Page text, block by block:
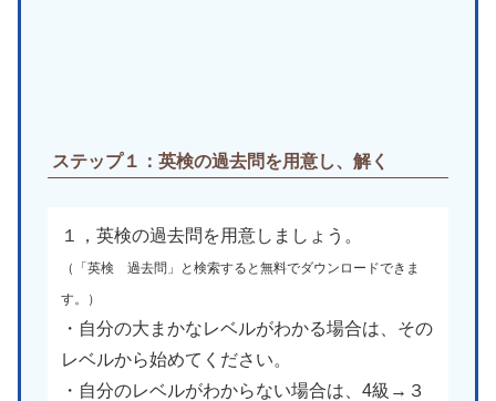
ステップ１：英検の過去問を用意し、解く
１，英検の過去問を用意しましょう。
（「英検 過去問」と検索すると無料でダウンロードできま
す。）
・自分の大まかなレベルがわかる場合は、その
レベルから始めてください。
・自分のレベルがわからない場合は、4級→３